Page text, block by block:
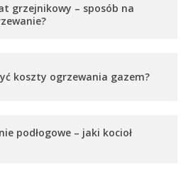
grzejnikowy – sposób na
koszty ogrzewania gazem?
podłogowe – jaki kocioł